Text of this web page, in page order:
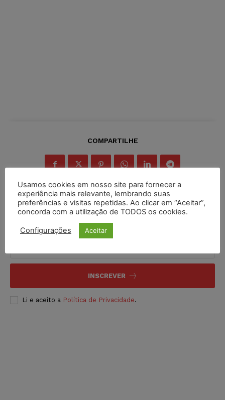
COMPARTILHE
Inscreva-se
INSCREVER
Li e aceito a Política de Privacidade.
Usamos cookies em nosso site para fornecer a
experiência mais relevante, lembrando suas
preferências e visitas repetidas. Ao clicar em “Aceitar”,
concorda com a utilização de TODOS os cookies.
Configurações Aceitar